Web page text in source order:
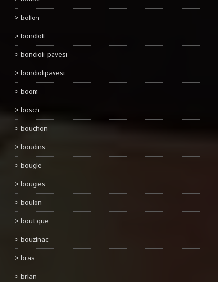
bollon
bondioli
bondioli-pavesi
bondiolipavesi
boom
bosch
bouchon
boudins
bougie
bougies
boulon
boutique
bouzinac
bras
brian